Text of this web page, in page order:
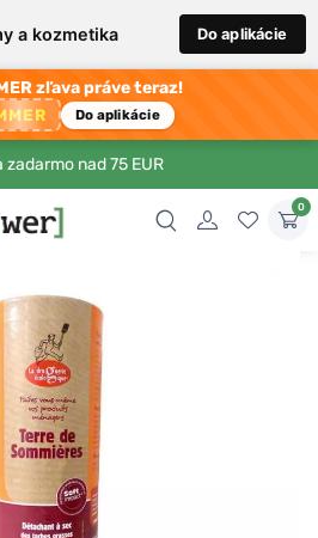
a kozmetika Do aplikácie
zľava práve teraz!
Do aplikácie
zadarmo nad 75 EUR
0